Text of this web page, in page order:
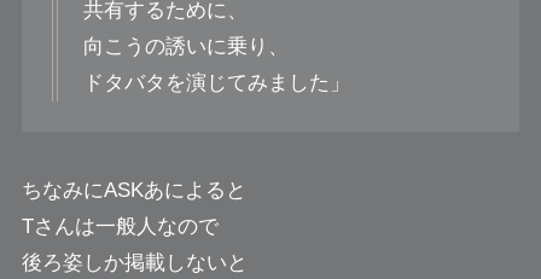
共有するために、
向こうの誘いに乗り、
ドタバタを演じてみました」
ちなみにASKあによると
Tさんは一般人なので
後ろ姿しか掲載しないと